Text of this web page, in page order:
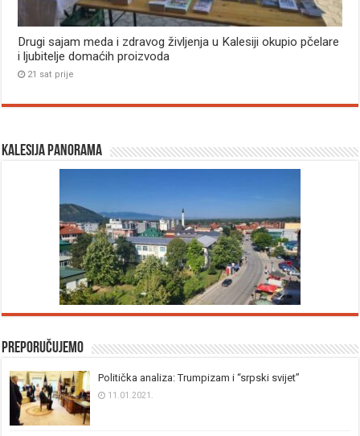
Drugi sajam meda i zdravog življenja u Kalesiji okupio pčelare
i ljubitelje domaćih proizvoda
21 sat prije
Kalesija panorama
Preporučujemo
Politička analiza: Trumpizam i “srpski svijet”
11.01.2021.